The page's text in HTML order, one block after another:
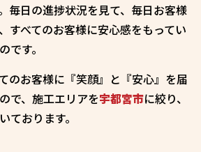
毎日の進捗状況を見て、毎日お客様
すべてのお客様に安心感をもってい
です。
のお客様に『笑顔』と『安心』を届
で、施工エリアを宇都宮市に絞り、
ております。